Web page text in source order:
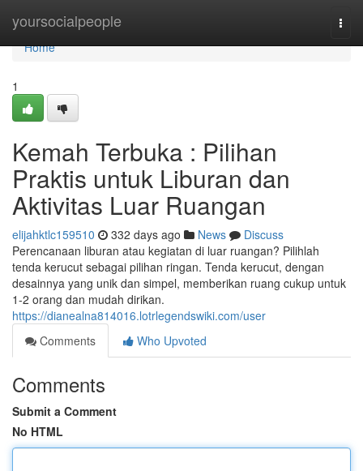
yoursocialpeople
Home
Home
1
Kemah Terbuka : Pilihan
Praktis untuk Liburan dan
Aktivitas Luar Ruangan
elijahktlc159510 332 days ago News
Discuss
Perencanaan liburan atau kegiatan di luar ruangan? Pilihlah
tenda kerucut sebagai pilihan ringan. Tenda kerucut, dengan
desainnya yang unik dan simpel, memberikan ruang cukup untuk
1-2 orang dan mudah dirikan.
https://dianealna814016.lotrlegendswiki.com/user
Comments
Who Upvoted
Comments
Submit a Comment
No HTML